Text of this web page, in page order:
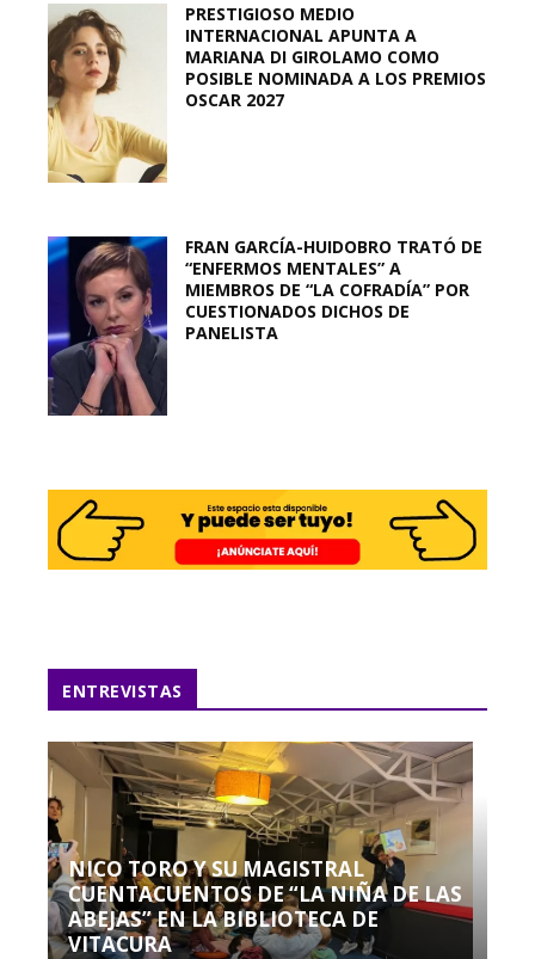
PRESTIGIOSO MEDIO
INTERNACIONAL APUNTA A
MARIANA DI GIROLAMO COMO
POSIBLE NOMINADA A LOS PREMIOS
OSCAR 2027
FRAN GARCÍA-HUIDOBRO TRATÓ DE
“ENFERMOS MENTALES” A
MIEMBROS DE “LA COFRADÍA” POR
CUESTIONADOS DICHOS DE
PANELISTA
ENTREVISTAS
NICO TORO Y SU MAGISTRAL
CUENTACUENTOS DE “LA NIÑA DE LAS
ABEJAS” EN LA BIBLIOTECA DE
VITACURA